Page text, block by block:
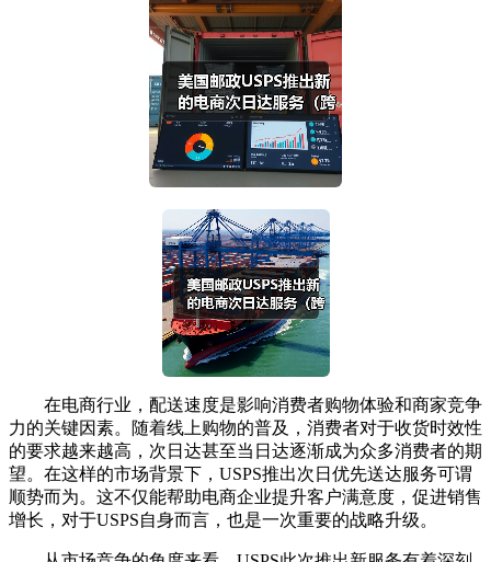
在电商行业，配送速度是影响消费者购物体验和商家竞争
力的关键因素。随着线上购物的普及，消费者对于收货时效性
的要求越来越高，次日达甚至当日达逐渐成为众多消费者的期
望。在这样的市场背景下，USPS推出次日优先送达服务可谓
顺势而为。这不仅能帮助电商企业提升客户满意度，促进销售
增长，对于USPS自身而言，也是一次重要的战略升级。